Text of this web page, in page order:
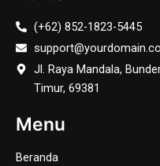
(+62) 852-1823-5445
Jl. Raya Mandala,
Timur, 69381
Menu
Beranda